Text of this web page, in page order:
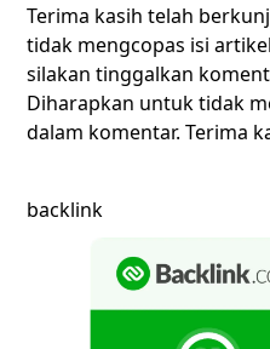
Terima kasih telah
tidak mengcopas isi
silakan tinggalkan
Diharapkan untuk tidak
dalam komentar. Terima
backlink